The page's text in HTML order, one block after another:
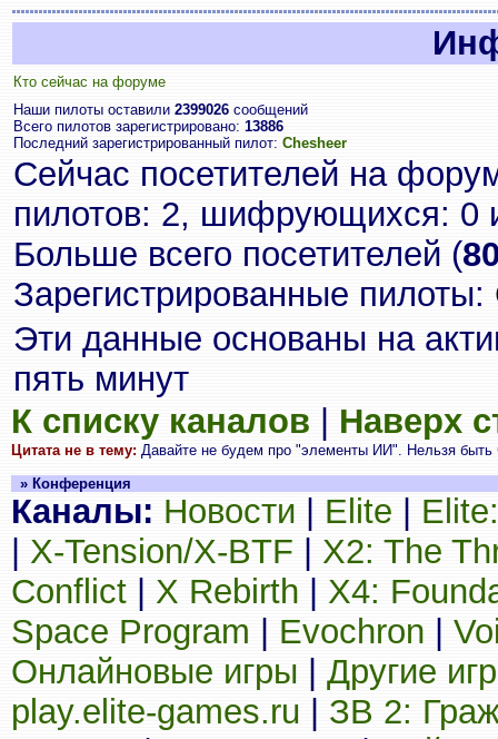
Кто сейчас на форуме
Наши пилоты оставили 2399026 сообщений
Всего пилотов зарегистрировано: 13886
Последний зарегистрированный пилот: Chesheer
Сейчас посетителей на
пилотов: 2, шифрующихся: 0
Больше всего посетителей (
Зарегистрированные пилоты:
Эти данные основаны на
пять минут
К списку каналов
Наверх
Цитата не в тему: Давайте не будем про "элементы ИИ". Нельзя быть
» Конференция
Каналы: Новости Elite
X-Tension/X-BTF
X2: The
Conflict
X Rebirth
X4:
Space Program
Evochron
Онлайновые игры
Другие
play.elite-games.ru
ЗВ 2: